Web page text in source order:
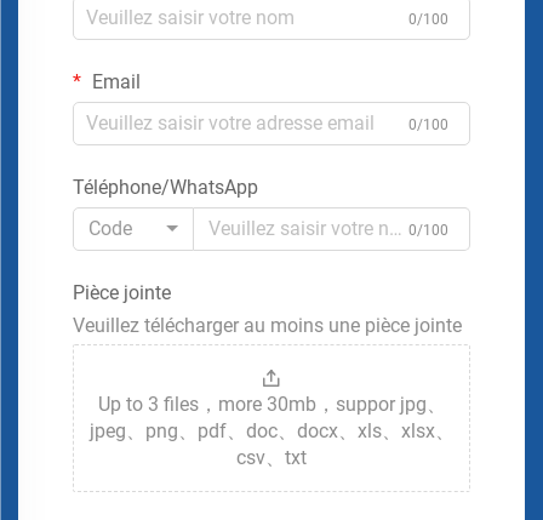
0/100
Email
0/100
Téléphone/WhatsApp
Code
0/100
Pièce jointe
Veuillez télécharger au moins une pièce jointe
Up to 3 files，more 30mb，suppor jpg、
jpeg、png、pdf、doc、docx、xls、xlsx、
csv、txt